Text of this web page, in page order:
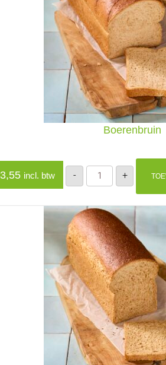
Boerenbruin
incl. btw -
Boerenbruin
aantal
+